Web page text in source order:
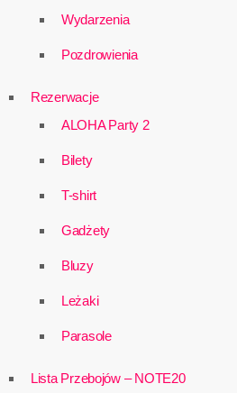
Wydarzenia
Pozdrowienia
Rezerwacje
ALOHA Party 2
Bilety
T-shirt
Gadżety
Bluzy
Leżaki
Parasole
Lista Przebojów – NOTE20